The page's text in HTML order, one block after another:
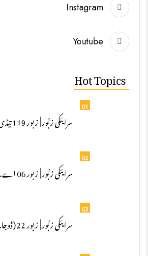
Instagram
Youtube
Hot Topics
01
سرایئکی زبُور | زبور 119 تیڈی.
02
سرایئکی زبُور | زبور 06 اے.
03
سرایئکی زبُور | زبور 22 (ڈوجا.